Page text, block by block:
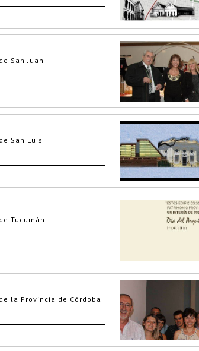
San Juan
San Luis
Tucumán
la Provincia de Córdoba